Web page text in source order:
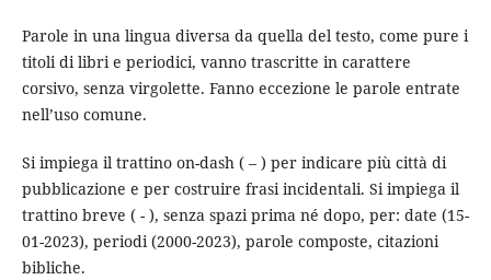
Parole in una lingua diversa da quella del testo, come pure i
titoli di libri e periodici, vanno trascritte in carattere
corsivo, senza virgolette. Fanno eccezione le parole entrate
nell’uso comune.
Si impiega il trattino on-dash ( – ) per indicare più città di
pubblicazione e per costruire frasi incidentali. Si impiega il
trattino breve ( - ), senza spazi prima né dopo, per: date (15-
01-2023), periodi (2000-2023), parole composte, citazioni
bibliche.